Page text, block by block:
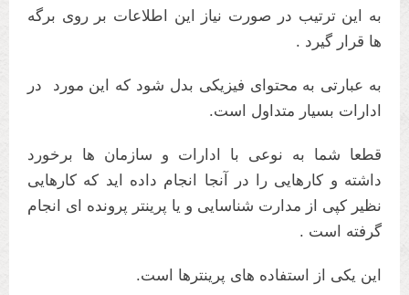
به این ترتیب در صورت نیاز این اطلاعات بر روی برگه
ها قرار گیرد .
به عبارتی به محتوای فیزیکی بدل شود که این مورد در
ادارات بسیار متداول است.
قطعا شما به نوعی با ادارات و سازمان ها برخورد
داشته و کارهایی را در آنجا انجام داده اید که کارهایی
نظیر کپی از مدارت شناسایی و یا پرینتر پرونده ای انجام
گرفته است .
این یکی از استفاده های پرینترها است.